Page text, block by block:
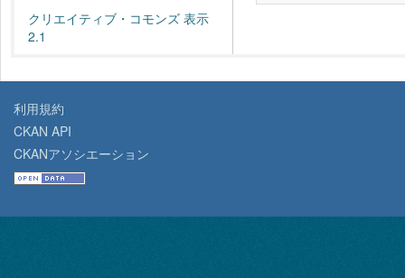
クリエイティブ・コモンズ 表示
2.1
利用規約
CKAN API
CKANアソシエーション